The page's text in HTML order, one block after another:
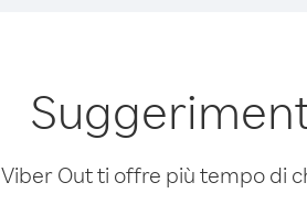
Viber Out ti offre più tempo di